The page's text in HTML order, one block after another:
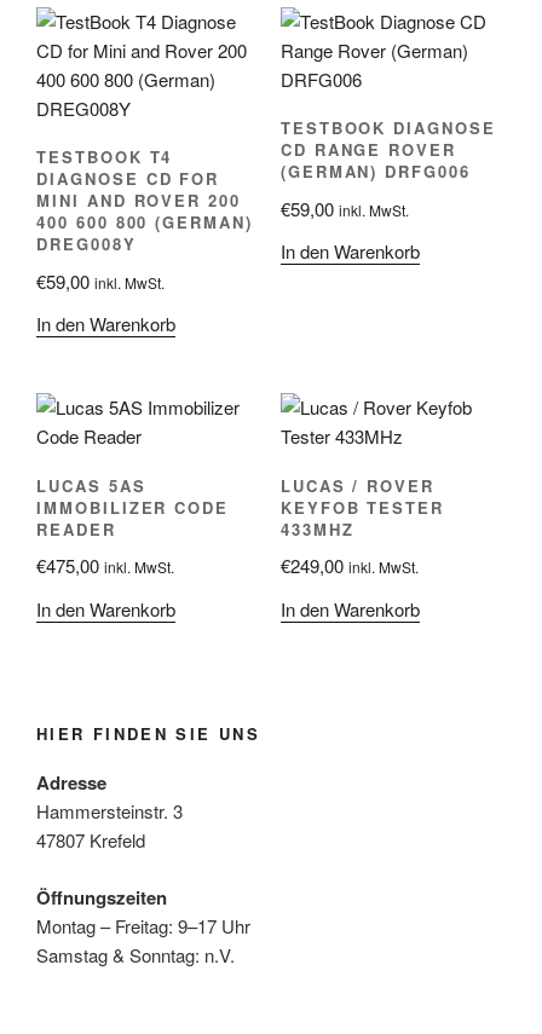
TESTBOOK T4
DIAGNOSE CD FOR
MINI AND ROVER 200
400 600 800 (GERMAN)
DREG008Y
€59,00 inkl. MwSt.
In den Warenkorb
TESTBOOK DIAGNOSE
CD RANGE ROVER
(GERMAN) DRFG006
€59,00 inkl. MwSt.
In den Warenkorb
LUCAS 5AS
IMMOBILIZER CODE
READER
€475,00 inkl. MwSt.
In den Warenkorb
LUCAS / ROVER
KEYFOB TESTER
433MHZ
€249,00 inkl. MwSt.
In den Warenkorb
HIER FINDEN SIE UNS
Adresse
Hammersteinstr. 3
47807 Krefeld
Öffnungszeiten
Montag – Freitag: 9–17 Uhr
Samstag & Sonntag: n.V.